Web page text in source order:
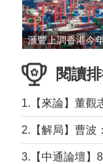
閱讀
1.【來論】董觀